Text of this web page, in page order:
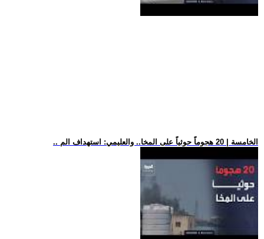
.. الخامسة | 20 هجوماً حوثياً على المخا.. والعليمي: استهداف الم